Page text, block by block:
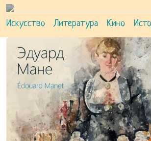
Искусство Литература Кино